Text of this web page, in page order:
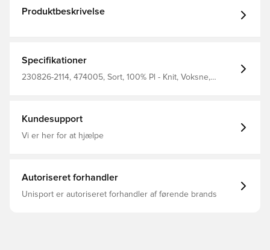
Produktbeskrivelse
Specifikationer
230826-2114, 474005, Sort, 100% Pl - Knit, Voksne,
Kundesupport
Vi er her for at hjælpe
Autoriseret forhandler
Unisport er autoriseret forhandler af førende brands